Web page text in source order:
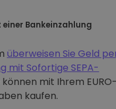
einer Bankeinzahlung
überweisen Sie Geld
mit Sofortige SEPA-
können mit Ihrem
kaufen.